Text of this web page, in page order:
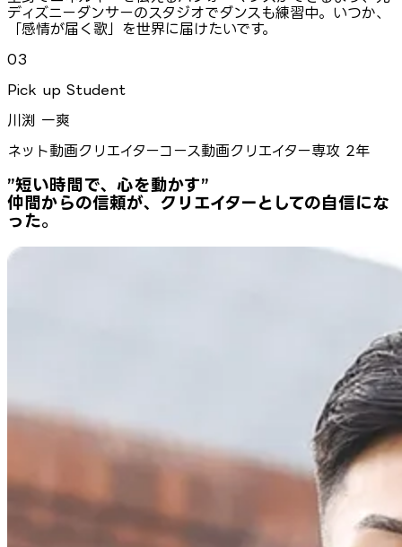
ディズニーダンサーのスタジオでダンスも練習中。いつか、
「感情が届く歌」を世界に届けたいです。
03
Pick up Student
川渕 一爽
ネット動画クリエイターコース動画クリエイター専攻 2年
”短い時間で、心を動かす”
仲間からの信頼が、クリエイターとしての自信にな
った。